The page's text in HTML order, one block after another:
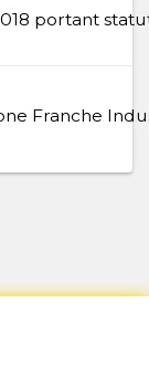
portant
Franche